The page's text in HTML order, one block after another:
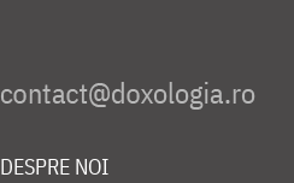
DESPRE NOI